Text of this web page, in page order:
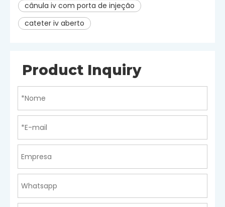
cânula iv com porta de injeção
cateter iv aberto
Product Inquiry